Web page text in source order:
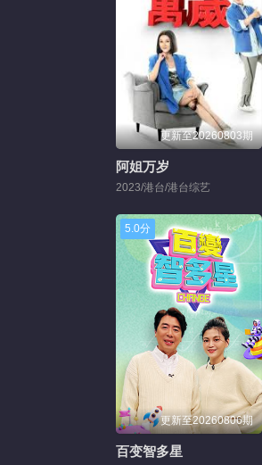
更新至20260803期
阿姐万岁
2023/港台/港台综艺
5.0分
更新至20260806期
百变智多星